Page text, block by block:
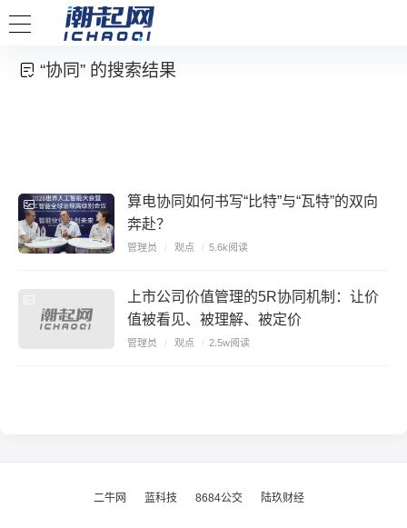
“协同” 的搜索结果
算电协同如何书写“比特”与“瓦特”的双向
奔赴？
管理员 / 观点 / 5.6k阅读
上市公司价值管理的5R协同机制：让价
值被看见、被理解、被定价
管理员 / 观点 / 2.5w阅读
二牛网 蓝科技 8684公交 陆玖财经